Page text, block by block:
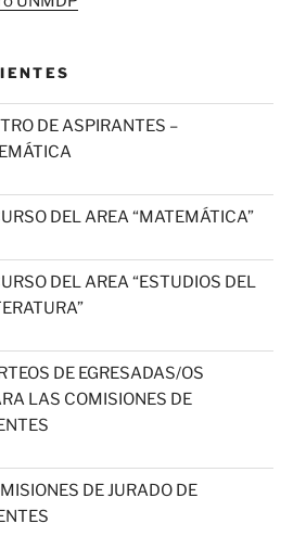
DE ASPIRANTES –
DEL AREA “MATEMÁTICA”
DEL AREA “ESTUDIOS DEL
DE EGRESADAS/OS
LAS COMISIONES DE
DE JURADO DE